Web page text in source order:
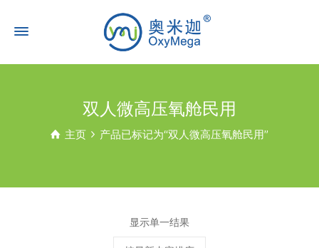
双人微高压氧舱民用
主页 产品已标记为“双人微高压氧舱民用”
显示单一结果